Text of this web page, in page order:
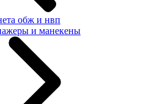
обж и нвп
и манекены